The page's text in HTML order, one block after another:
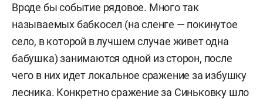
Вроде бы событие рядовое. Много так
называемых бабкосел (на сленге — покинутое
село, в которой в лучшем случае живет одна
бабушка) занимаются одной из сторон, после
чего в них идет локальное сражение за избушку
лесника. Конкретно сражение за Синьковку шло